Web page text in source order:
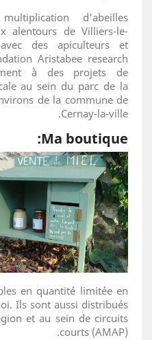
d'abeilles
alentours de Villiers-le-
des apiculteurs et
Aristabee research
à des projets de
au sein du parc de la
de la commune de
Cernay-la-ville.
Ma boutique:
en quantité limitée en
Ils sont aussi distribués
et au sein de circuits
courts (AMAP).